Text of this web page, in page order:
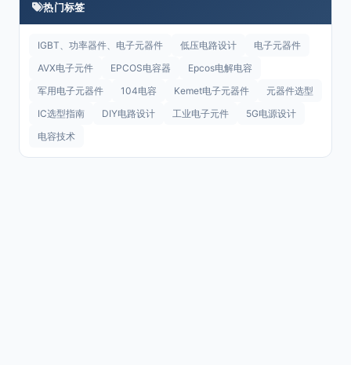
热门标签
IGBT、功率器件、电子元器件 低压电路设计
电子元器件
AVX电子元件
EPCOS电容器
Epcos电解电容
军用电子元器件
104电容 Kemet电子元器件
元器件选型
IC选型指南
DIY电路设计 工业电子元件
5G电源设计
电容技术